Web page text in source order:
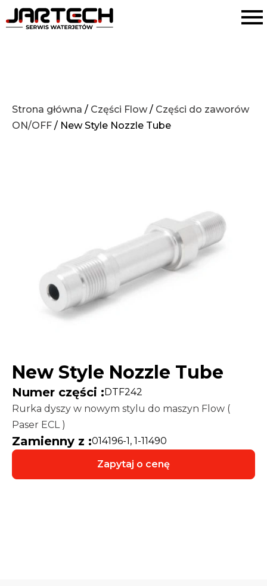
Strona główna / Części Flow / Części do zaworów
ON/OFF / New Style Nozzle Tube
New Style Nozzle Tube
Numer części :DTF242
Rurka dyszy w nowym stylu do maszyn Flow (
Paser ECL )
Zamienny z :014196-1, 1-11490
Zapytaj o cenę